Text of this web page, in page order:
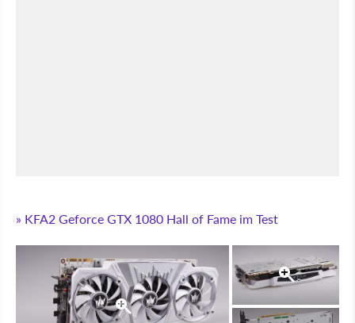
» KFA2 Geforce GTX 1080 Hall of Fame im Test